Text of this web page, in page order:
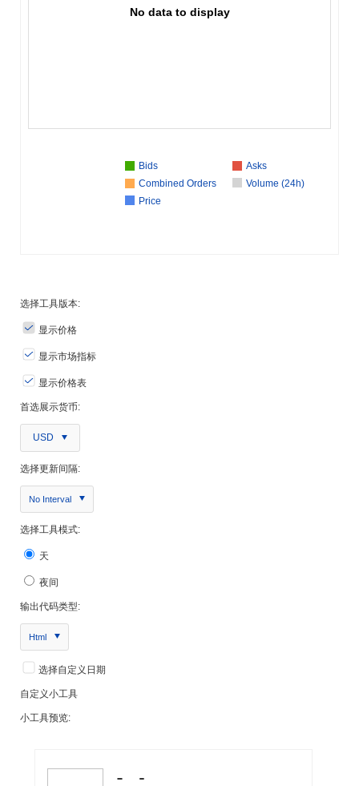
No data to display
Bids
Asks
Combined Orders
Volume (24h)
Price
选择工具版本:
显示价格
显示市场指标
显示价格表
首选展示货币:
USD
选择更新间隔:
No Interval
选择工具模式:
天
夜间
输出代码类型:
Html
选择自定义日期
自定义小工具
小工具预览: